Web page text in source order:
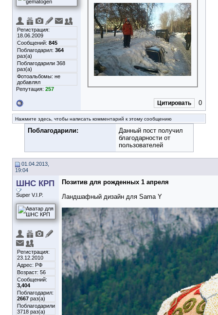
Регистрация:
18.06.2009
Сообщений: 845
Поблагодарил: 364
раз(а)
Поблагодарили 368
раз(а)
Фотоальбомы: не
добавлял
Репутация: 257
Цитировать 0
Нажмите здесь, чтобы написать комментарий к этому сообщению
Поблагодарили:
Данный пост получил
благодарности от
пользователей
01.04.2013,
19:04
ШНС КРП
Super V.I.P.
Регистрация:
23.12.2010
Адрес: РФ
Возраст: 56
Сообщений:
3,404
Поблагодарил:
2667 раз(а)
Поблагодарили
3718 раз(а)
Позитив для рожденных 1 апреля
Ландшафный дизайн для Sama Y